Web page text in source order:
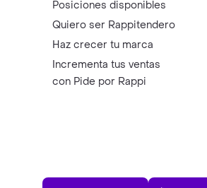
Posiciones disponibles
Quiero ser Rappitendero
Haz crecer tu marca
Incrementa tus ventas
con Pide por Rappi
App Store